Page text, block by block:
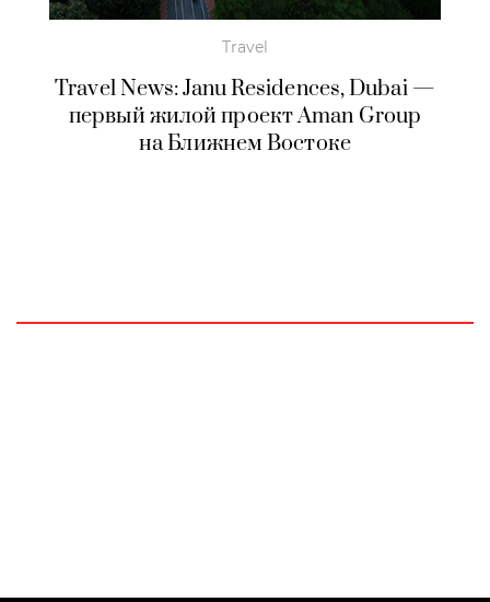
Travel
Travel News: Janu Residences, Dubai —
первый жилой проект Aman Group
на Ближнем Востоке